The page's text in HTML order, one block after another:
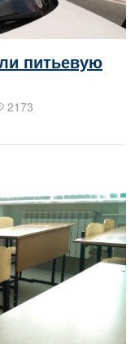
питьевую
2173